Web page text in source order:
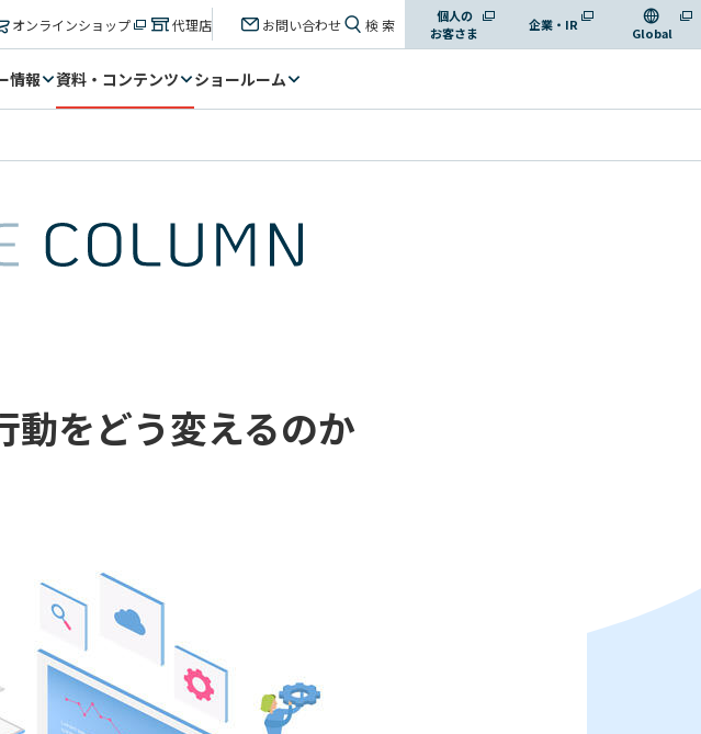
情報 資料・コンテンツ ショールーム
オンラインショップ 代理店 お問い合わせ 検 索
個人の
お客さま
企業・IR Global
動をどう変えるのか